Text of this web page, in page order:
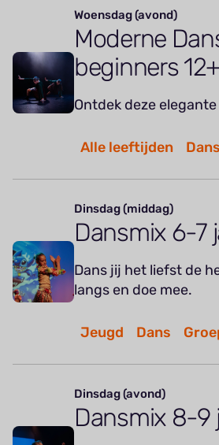
Woensdag (avond)
Moderne
beginners
Ontdek deze
Alle leeftijden Dans
Dinsdag (middag)
Dansmix 6-7
Dans jij het liefst de
langs en doe mee.
Jeugd Dans
Dinsdag (avond)
Dansmix 8-9